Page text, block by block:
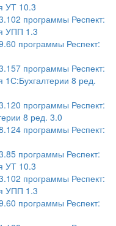
УТ 10.3
программы Респект:
УПП 1.3
программы Респект:
программы Респект:
1С:Бухгалтерии 8 ред.
программы Респект:
8 ред. 3.0
программы Респект:
программы Респект:
УТ 10.3
программы Респект:
УПП 1.3
программы Респект: